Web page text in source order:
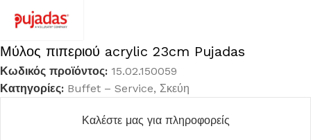
Μύλος πιπεριού acrylic 23cm Pujadas
Κωδικός προϊόντος: 15.02.150059
Κατηγορίες: Buffet – Service, Σκεύη
Καλέστε μας για πληροφορείς